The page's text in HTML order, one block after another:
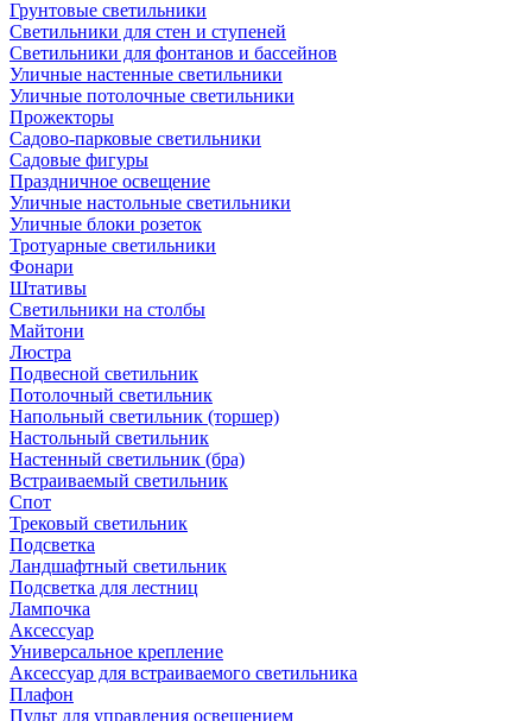
Грунтовые светильники
Светильники для стен и ступеней
Светильники для фонтанов и бассейнов
Уличные настенные светильники
Уличные потолочные светильники
Прожекторы
Садово-парковые светильники
Садовые фигуры
Праздничное освещение
Уличные настольные светильники
Уличные блоки розеток
Тротуарные светильники
Фонари
Штативы
Светильники на столбы
Майтони
Люстра
Подвесной светильник
Потолочный светильник
Напольный светильник (торшер)
Настольный светильник
Настенный светильник (бра)
Встраиваемый светильник
Спот
Трековый светильник
Подсветка
Ландшафтный светильник
Подсветка для лестниц
Лампочка
Аксессуар
Универсальное крепление
Аксессуар для встраиваемого светильника
Плафон
Пульт для управления освещением